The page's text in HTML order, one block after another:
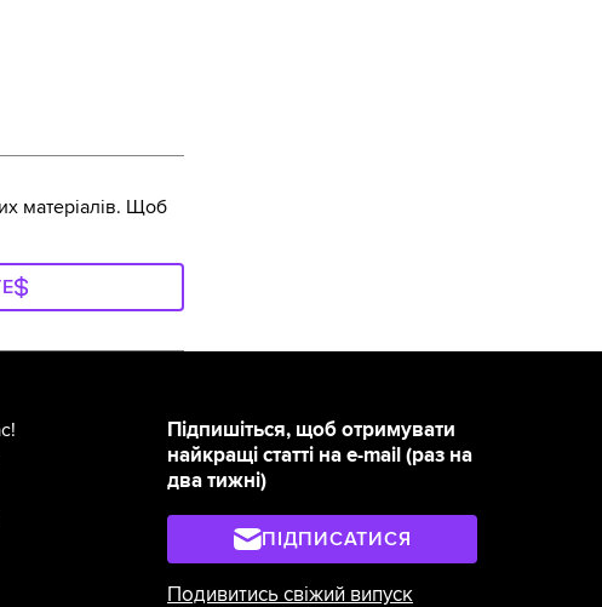
матеріалів. Щоб
Підпишіться, щоб отримувати
найкращі статті на e-mail (раз на
два тижні)
ПІДПИСАТИСЯ
Подивитись свіжий випуск